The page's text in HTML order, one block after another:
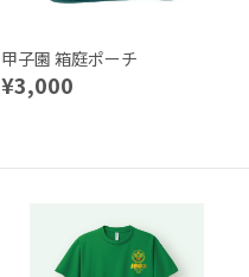
甲子園 箱庭ポーチ
¥3,000